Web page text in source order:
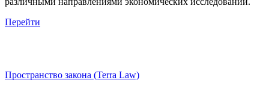
Перейти
Пространство закона (Terra Law)